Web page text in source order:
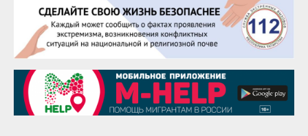
25 августа
Сэсэгма Бубеева
28 августа
Чингиз Мустафаев
29 августа
Надежда Рослова